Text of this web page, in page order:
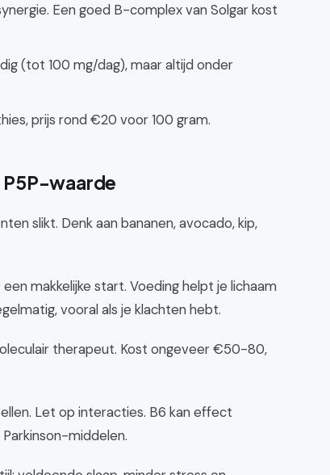
Een goed B-complex van Solgar kost
(tot 100 mg/dag), maar altijd onder
prijs rond €20 voor 100 gram.
P5P-waarde
slikt. Denk aan bananen, avocado, kip,
makkelijke start. Voeding helpt je lichaam
vooral als je klachten hebt.
therapeut. Kost ongeveer €50-80,
Let op interacties. B6 kan effect
middelen.